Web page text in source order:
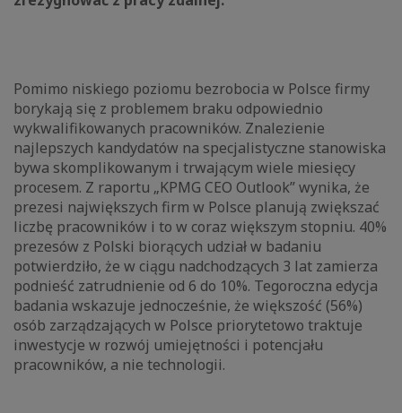
Pomimo niskiego poziomu bezrobocia w Polsce firmy
borykają się z problemem braku odpowiednio
wykwalifikowanych pracowników. Znalezienie
najlepszych kandydatów na specjalistyczne stanowiska
bywa skomplikowanym i trwającym wiele miesięcy
procesem. Z raportu „KPMG CEO Outlook” wynika, że
prezesi największych firm w Polsce planują zwiększać
liczbę pracowników i to w coraz większym stopniu. 40%
prezesów z Polski biorących udział w badaniu
potwierdziło, że w ciągu nadchodzących 3 lat zamierza
podnieść zatrudnienie od 6 do 10%. Tegoroczna edycja
badania wskazuje jednocześnie, że większość (56%)
osób zarządzających w Polsce priorytetowo traktuje
inwestycje w rozwój umiejętności i potencjału
pracowników, a nie technologii.